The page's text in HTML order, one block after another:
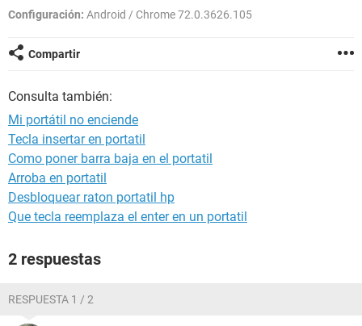
Configuración: Android / Chrome 72.0.3626.105
Compartir
Consulta también:
Mi portátil no enciende
Tecla insertar en portatil
Como poner barra baja en el portatil
Arroba en portatil
Desbloquear raton portatil hp
Que tecla reemplaza el enter en un portatil
2 respuestas
RESPUESTA 1 / 2